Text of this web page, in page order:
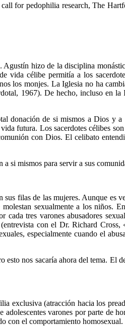
for pedophilia research, The
hizo de la disciplina
vida célibe permitía a los
los monjes. La Iglesia no ha
1967). De hecho, incluso en la
donación de si mismos a Dios y a
futura. Los sacerdotes célibes
con Dios. El celibato
si mismos para servir a sus
filas de las mujeres. Aunque es
sexualmente a los niños.
cada tres varones abusadores
con el Dr. Richard Cross,
especialmente cuando el
nos sacaría ahora del tema. El
exclusiva (atracción hacia los
varones por parte de
con el comportamiento homosexual.